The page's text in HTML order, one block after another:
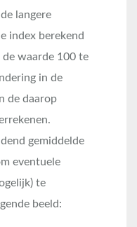
langere
index berekend
waarde 100 te
in de
de daarop
gemiddelde
eventuele
te
beeld: